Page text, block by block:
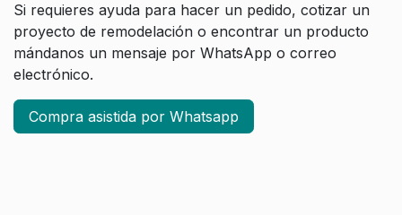
Si requieres ayuda para hacer un pedido, cotizar un
proyecto de remodelación o encontrar un producto
mándanos un mensaje por WhatsApp o correo
electrónico.
Compra asistida por Whatsapp